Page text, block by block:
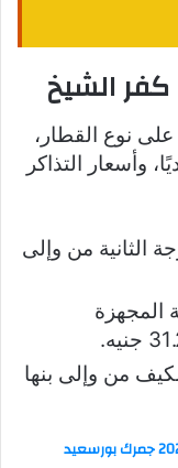
الشيخ
على نوع القطار،
وأسعار التذاكر
الثانية من وإلى
المجهزة
من وإلى بنها